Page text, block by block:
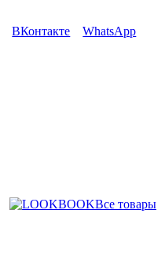
ВКонтакте
WhatsApp
Все товары